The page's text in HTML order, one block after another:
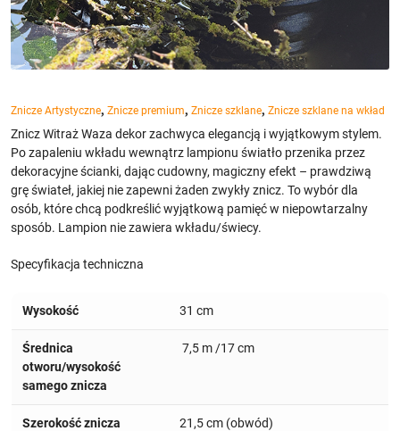
Znicze Artystyczne, Znicze premium, Znicze szklane, Znicze szklane na wkład
Znicz Witraż Waza dekor zachwyca elegancją i wyjątkowym stylem.
Po zapaleniu wkładu wewnątrz lampionu światło przenika przez
dekoracyjne ścianki, dając cudowny, magiczny efekt – prawdziwą
grę świateł, jakiej nie zapewni żaden zwykły znicz. To wybór dla
osób, które chcą podkreślić wyjątkową pamięć w niepowtarzalny
sposób. Lampion nie zawiera wkładu/świecy.
Specyfikacja techniczna
Wysokość 31 cm
Średnica
otworu/wysokość
samego znicza
7,5 m /17 cm
Szerokość znicza 21,5 cm (obwód)